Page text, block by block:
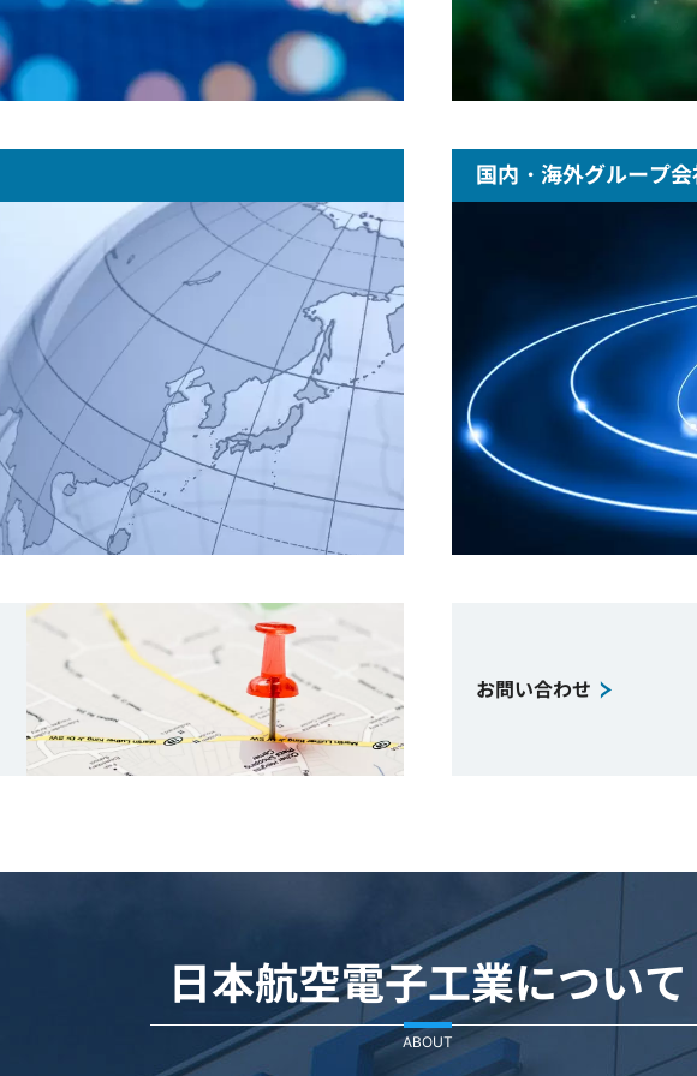
国内・海外グループ会
お問い合わせ
日本航空電子工業について
ABOUT